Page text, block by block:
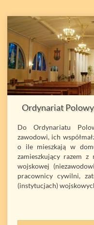
Ordynariat
Do Ordynariatu
zawodowi, ich
o ile mieszkają w
zamieszkujący razem z
wojskowej
pracownicy cywilni,
(instytucjach)